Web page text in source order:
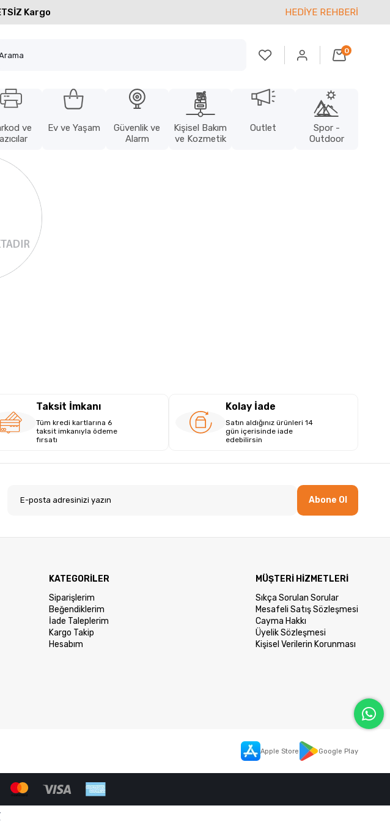
Kargo HEDİYE REHBERİ
0
ve
Ev ve Yaşam
Güvenlik ve
Alarm
Kişisel Bakım
ve Kozmetik
Outlet
Spor -
Outdoor
Taksit İmkanı
Tüm kredi kartlarına 6
taksit imkanıyla ödeme
fırsatı
Kolay İade
Satın aldığınız ürünleri 14
gün içerisinde iade
edebilirsin
Abone Ol
KATEGORİLER
Siparişlerim
Beğendiklerim
İade Taleplerim
Kargo Takip
Hesabım
MÜŞTERİ HİZMETLERİ
Sıkça Sorulan Sorular
Mesafeli Satış Sözleşmesi
Cayma Hakkı
Üyelik Sözleşmesi
Kişisel Verilerin Korunması
Apple Store Google Play